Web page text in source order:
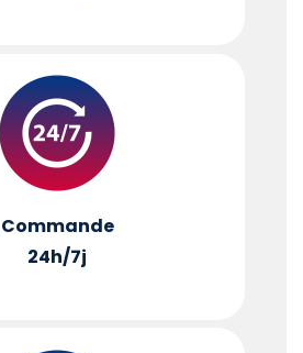
Commande
24h/7j